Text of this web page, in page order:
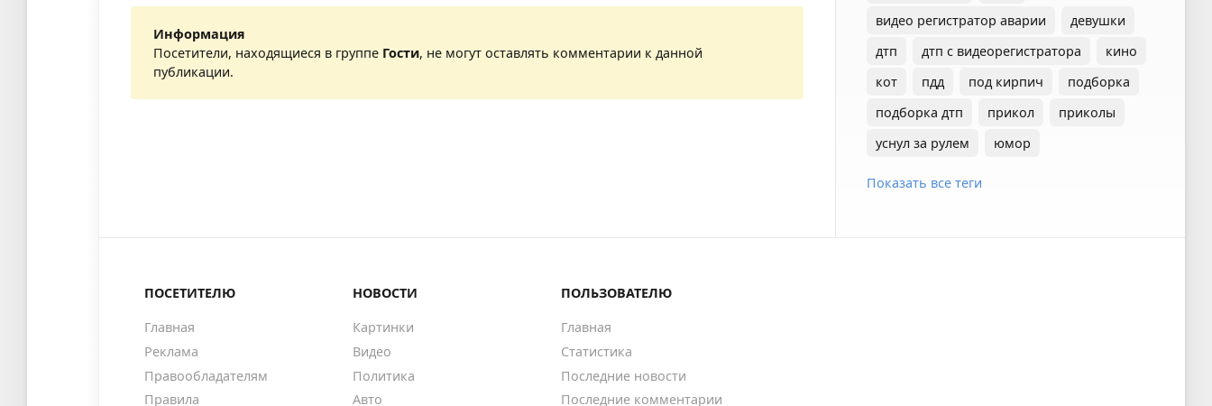
Информация
Посетители, находящиеся в группе Гости, не могут оставлять комментарии к данной
публикации.
видео регистратор аварии
девушки
дтп
дтп с видеорегистратора
кино
кот
пдд под кирпич
подборка
подборка дтп
прикол
приколы
уснул за рулем
юмор
Показать все теги
ПОСЕТИТЕЛЮ
Главная
Реклама
Правообладателям
Правила
НОВОСТИ
Картинки
Видео
Политика
Авто
ПОЛЬЗОВАТЕЛЮ
Главная
Статистика
Последние новости
Последние комментарии